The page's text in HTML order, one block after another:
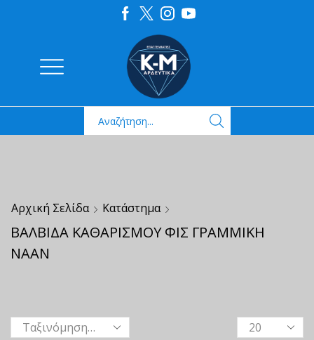
Αρχική Σελίδα Κατάστημα
ΒΑΛΒΙΔΑ ΚΑΘΑΡΙΣΜΟΥ ΦΙΣ ΓΡΑΜΜΙΚΗ
NAAN